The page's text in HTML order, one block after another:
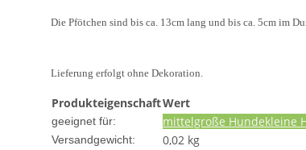
Die Pfötchen sind bis ca. 13cm lang und bis ca. 5cm im
Lieferung erfolgt ohne Dekoration.
ProdukteigenschaftWert
geeignet für: mittelgroße Hundekleine
Versandgewicht: 0,02 kg